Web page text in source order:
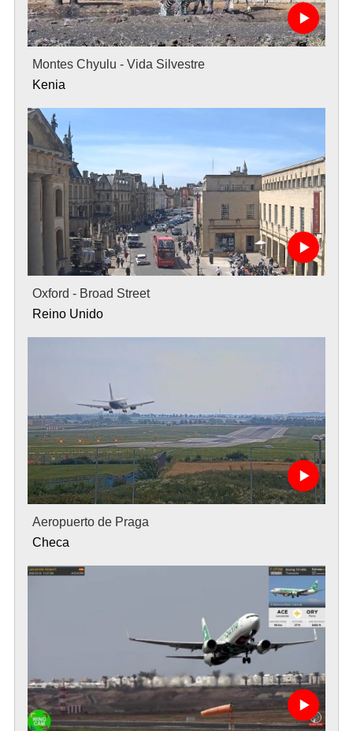
Montes Chyulu - Vida Silvestre
Kenia
Oxford - Broad Street
Reino Unido
Aeropuerto de Praga
Checa